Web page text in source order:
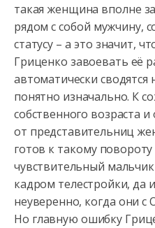
такая женщина вполне
рядом с собой мужчину,
статусу – а это значит,
Гриценко завоевать её
автоматически
понятно изначально. К
собственного возраста
от представительниц
готов к такому
чувствительный мальчик
кадром телестройки, да
неуверенно, когда они с
Но главную ошибку